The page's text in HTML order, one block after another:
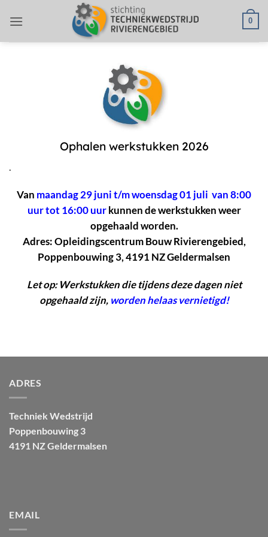
naar
0
Ophalen werkstukken 2026
.
Van maandag 29 juni t/m woensdag 01 juli van 8:00
uur tot 16:00 uurkunnen de werkstukken weer
opgehaald worden.
Adres: Opleidingscentrum Bouw Rivierengebied,
Poppenbouwing 3, 4191 NZ Geldermalsen
Let op: Werkstukken die tijdens deze dagen niet
opgehaald zijn, worden helaas vernietigd!
ADRES
Techniek Wedstrijd
Poppenbouwing 3
4191 NZ Geldermalsen
EMAIL